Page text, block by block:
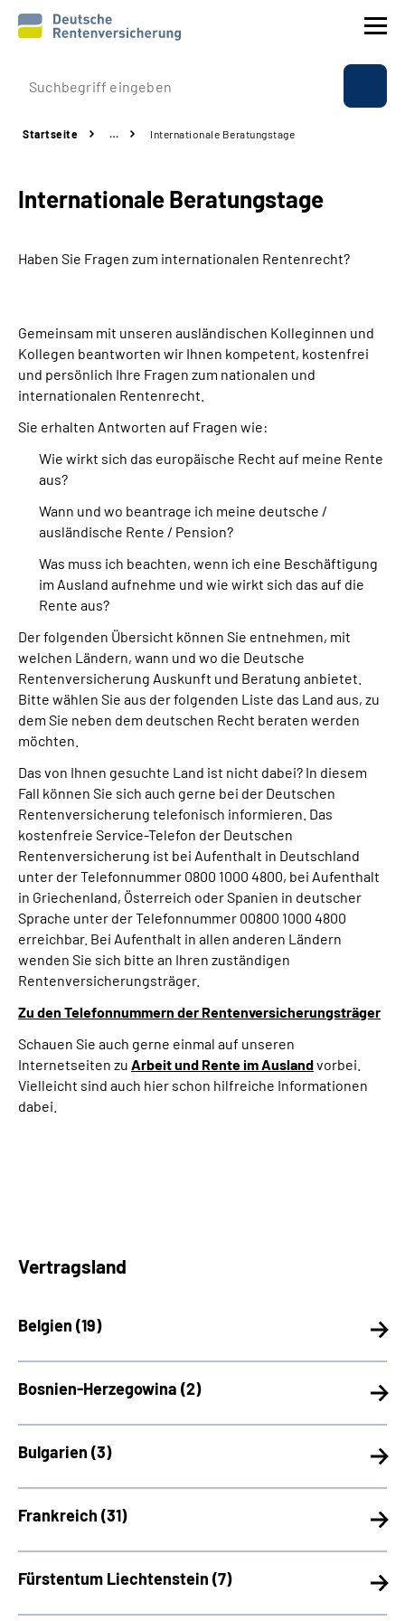
Prävention
Rente
Beratung & Kontakt
Über uns & Presse
Online-Services
Leichte Sprache
Mein Kundenportal
Startseite … Internationale Beratungstage
Internationale Beratungstage
Haben Sie Fragen zum internationalen Rentenrecht?
Gemeinsam mit unseren ausländischen Kolleginnen und
Kollegen beantworten wir Ihnen kompetent, kostenfrei
und persönlich Ihre Fragen zum nationalen und
internationalen Rentenrecht.
Sie erhalten Antworten auf Fragen wie:
Wie wirkt sich das europäische Recht auf meine Rente
aus?
Wann und wo beantrage ich meine deutsche /
ausländische Rente / Pension?
Was muss ich beachten, wenn ich eine Beschäftigung
im Ausland aufnehme und wie wirkt sich das auf die
Rente aus?
Der folgenden Übersicht können Sie entnehmen, mit
welchen Ländern, wann und wo die Deutsche
Rentenversicherung Auskunft und Beratung anbietet.
Bitte wählen Sie aus der folgenden Liste das Land aus, zu
dem Sie neben dem deutschen Recht beraten werden
möchten.
Das von Ihnen gesuchte Land ist nicht dabei? In diesem
Fall können Sie sich auch gerne bei der Deutschen
Rentenversicherung telefonisch informieren. Das
kostenfreie Service-Telefon der Deutschen
Rentenversicherung ist bei Aufenthalt in Deutschland
unter der Telefonnummer 0800 1000 4800, bei Aufenthalt
in Griechenland, Österreich oder Spanien in deutscher
Sprache unter der Telefonnummer 00800 1000 4800
erreichbar. Bei Aufenthalt in allen anderen Ländern
wenden Sie sich bitte an Ihren zuständigen
Rentenversicherungsträger.
Zu den Telefonnummern der Rentenversicherungsträger
Schauen Sie auch gerne einmal auf unseren
Internetseiten zu Arbeit und Rente im Auslandvorbei.
Vielleicht sind auch hier schon hilfreiche Informationen
dabei.
Vertragsland
Belgien (19)
Bosnien-Herzegowina (2)
Bulgarien (3)
Frankreich (31)
Fürstentum Liechtenstein (7)